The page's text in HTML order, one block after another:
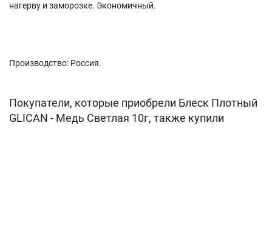
нагерву и заморозке. Экономичный.
Производство: Россия.
Покупатели, которые приобрели Блеск Плотный
GLICAN - Медь Светлая 10г, также купили